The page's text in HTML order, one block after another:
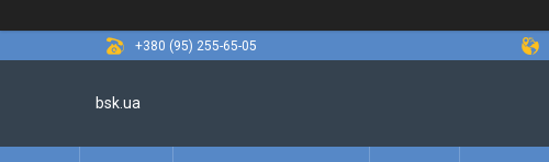
+380 (95) 255-65-05
bsk.ua